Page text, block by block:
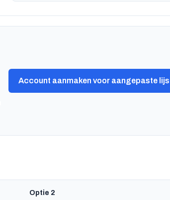
Account aanmaken voor aangepaste
Optie 2